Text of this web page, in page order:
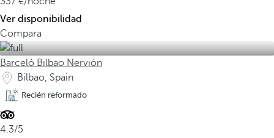
Ver disponibilidad
Compara
Barceló Bilbao Nervión
Bilbao, Spain
Recién reformado
4.3/5